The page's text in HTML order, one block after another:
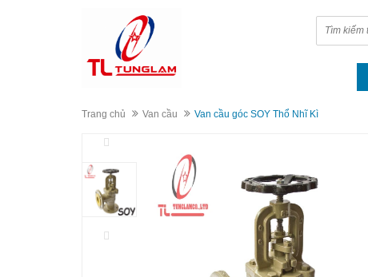
Trang chủ Van cầu Van cầu góc SOY Thổ Nhĩ Kì